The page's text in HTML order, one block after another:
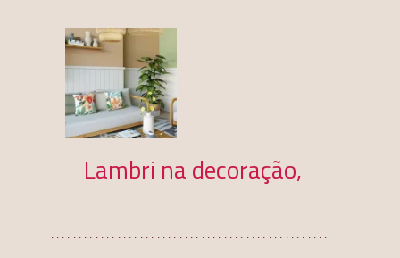
Lambri na decoração,
..................................................